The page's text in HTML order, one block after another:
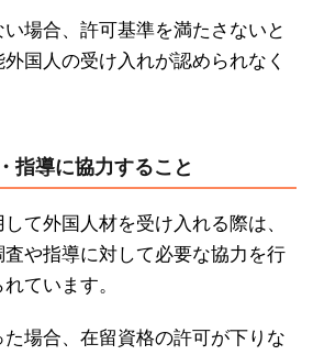
場合、許可基準を満たさないと
国人の受け入れが認められなく
指導に協力すること
て外国人材を受け入れる際は、
査や指導に対して必要な協力を行
ています。
場合、在留資格の許可が下りな